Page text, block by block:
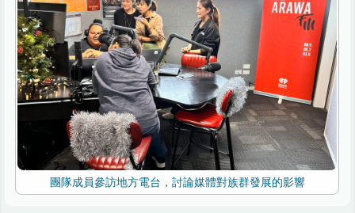
團隊成員參訪地方電台，討論媒體對族群發展的影響